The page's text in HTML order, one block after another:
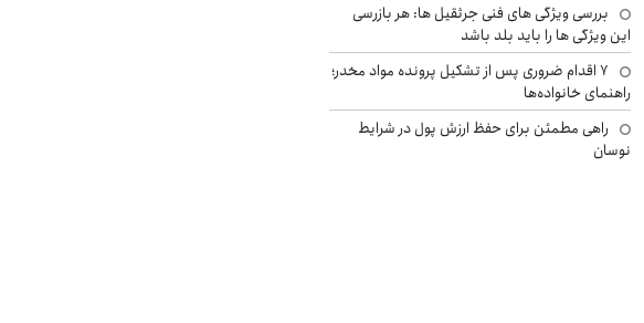
بررسی ویژگی های فنی جرثقیل ها: هر بازرسی
این ویژگی ها را باید بلد باشد
۷ اقدام ضروری پس از تشکیل پرونده مواد مخدر؛
راهنمای خانواده‌ها
راهی مطمئن برای حفظ ارزش پول در شرایط
نوسان